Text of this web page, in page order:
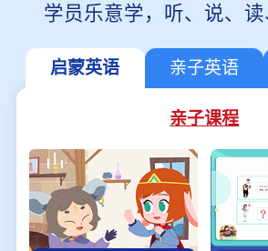
学员乐意学，听、说、
启蒙英语 亲子英语
亲子课程